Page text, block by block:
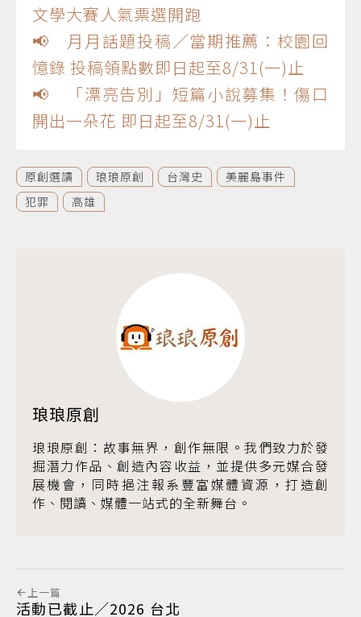
文學大賽人氣票選開跑
📢 月月話題投稿／當期推薦：校園回
憶錄 投稿領點數即日起至8/31(一)止
📢 「漂亮告別」短篇小說募集！傷口
開出一朵花 即日起至8/31(一)止
原創選讀 琅琅原創 台灣史
美麗島事件
犯罪
高雄
琅琅原創
琅琅原創：故事無界，創作無限。我們致力於發
掘潛力作品、創造內容收益，並提供多元媒合發
展機會，同時挹注報系豐富媒體資源，打造創
作、閱讀、媒體一站式的全新舞台。
上一篇
活動已截止／2026 台北